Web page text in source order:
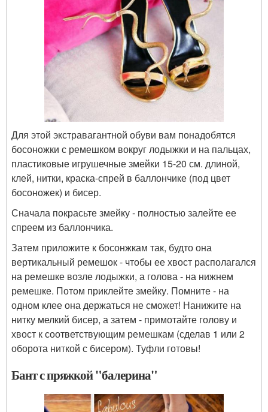
Для этой экстравагантной обуви вам понадобятся
босоножки с ремешком вокруг лодыжки и на пальцах,
пластиковые игрушечные змейки 15-20 см. длиной,
клей, нитки, краска-спрей в баллончике (под цвет
босоножек) и бисер.
Сначала покрасьте змейку - полностью залейте ее
спреем из баллончика.
Затем приложите к босонжкам так, будто она
вертикальный ремешок - чтобы ее хвост располагался
на ремешке возле лодыжки, а голова - на нижнем
ремешке. Потом приклейте змейку. Помните - на
одном клее она держаться не сможет! Нанижите на
нитку мелкий бисер, а затем - примотайте голову и
хвост к соответствующим ремешкам (сделав 1 или 2
оборота ниткой с бисером). Туфли готовы!
Бант с пряжкой "балерина"